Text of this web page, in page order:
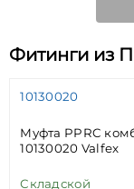
Фитинги из
10130020
Муфта PPRC
10130020 Valfex
Складской